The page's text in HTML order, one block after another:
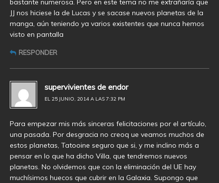
bastante numerosa. Pero en este tema no me extrañaría que
JJ nos hiciese la de Lucas y se sacase nuevos planetas de la
manga, aún teniendo ya varios existentes que nunca hemos
visto en pantalla
RESPONDER
supervivientes de endor
EL 25 JUNIO, 2014 A LAS 7:32 PM
Para empezar mis más sinceras felicitaciones por el artículo,
una pasada. Por desgracia no creoq ue veamos muchos de
estos planetas, Tatooine seguro que si, y me inclino más a
pensar en lo que ha dicho Villa, que tendremos nuevos
planetas. No olvidemos que con la eliminación del UE hay
muchísimos huecos que cubrir en la Galaxia. Supongo que